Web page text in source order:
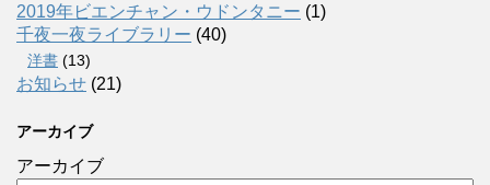
2019年ビエンチャン・ウドンタニー (1)
千夜一夜ライブラリー (40)
洋書 (13)
お知らせ (21)
アーカイブ
アーカイブ